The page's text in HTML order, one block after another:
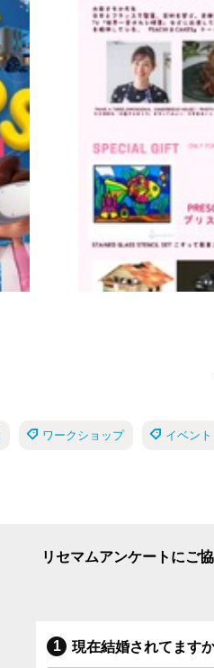
ワークショップ イベント
リセマムアンケートにご
現在結婚されてますか